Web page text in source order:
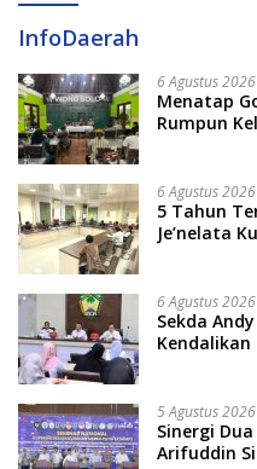
InfoDaerah
6 Agustus
Menatap
Rumpun
Soal Adat
6 Agustus
5 Tahun
Je’nelata
6 Agustus
Sekda
Kendalikan
5 Agustus
Sinergi
Arifuddin